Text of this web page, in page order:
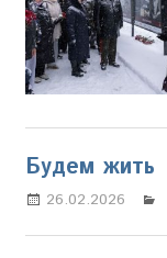
Будем жить
26.02.2026